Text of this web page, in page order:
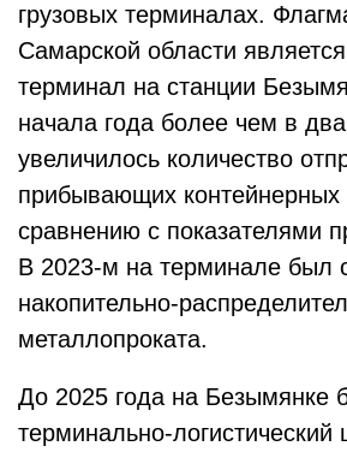
грузовых терминалах.
Самарской области является
терминал на станции
начала года более чем в
увеличилось количество
прибывающих контейнерных
сравнению с показателями
В 2023-м на терминале был
накопительно-
металлопроката.
До 2025 года на Безымянке
терминально-логистический